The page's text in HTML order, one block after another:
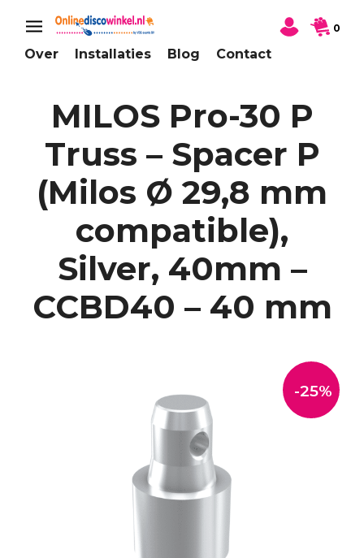
Over Installaties Blog Contact
0
MILOS Pro-30 P
Truss – Spacer P
(Milos Ø 29,8 mm
compatible),
Silver, 40mm –
CCBD40 – 40 mm
-25%